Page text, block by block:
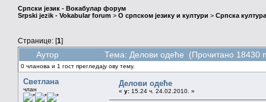
Српски језик - Вокабулар форум
Srpski jezik - Vokabular forum > О српском језику и култури > Српска
Странице: [1]
Аутор Тема: Делови одеће (Прочитано 18430
0 чланова и 1 гост прегледају ову тему.
Светлана
члан
Делови одеће
« у: 15.24 ч. 24.02.2010. »